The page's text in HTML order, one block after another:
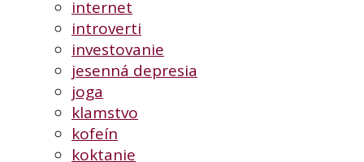
internet
introverti
investovanie
jesenná depresia
joga
klamstvo
kofeín
koktanie